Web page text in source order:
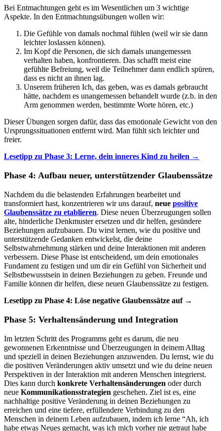
Bei Entmachtungen geht es im Wesentlichen um 3 wichtige
Aspekte. In den Entmachtungsübungen wollen wir:
Die Gefühle von damals nochmal fühlen (weil wir sie dann
leichter loslassen können).
Im Kopf die Personen, die sich damals unangemessen
verhalten haben, konfrontieren. Das schafft meist eine
gefühlte Befreiung, weil die Teilnehmer dann endlich spüren,
dass es nicht an ihnen lag.
Unserem früheren Ich, das geben, was es damals gebraucht
hätte, nachdem es unangemessen behandelt wurde (z.b. in den
Arm genommen werden, bestimmte Worte hören, etc.)
Dieser Übungen sorgen dafür, dass das emotionale Gewicht von den
Ursprungssituationen entfernt wird. Man fühlt sich leichter und
freier.
Lesetipp zu Phase 3: Lerne, dein inneres Kind zu heilen →
Phase 4: Aufbau neuer, unterstützender Glaubenssätze
Nachdem du die belastenden Erfahrungen bearbeitet und
transformiert hast, konzentrieren wir uns darauf, neue positive
Glaubenssätze zu etablieren. Diese neuen Überzeugungen sollen
alte, hinderliche Denkmuster ersetzen und dir helfen, gesündere
Beziehungen aufzubauen. Du wirst lernen, wie du positive und
unterstützende Gedanken entwickelst, die deine
Selbstwahrnehmung stärken und deine Interaktionen mit anderen
verbessern. Diese Phase ist entscheidend, um dein emotionales
Fundament zu festigen und um dir ein Gefühl von Sicherheit und
Selbstbewusstsein in deinen Beziehungen zu geben. Freunde und
Familie können dir helfen, diese neuen Glaubenssätze zu festigen.
Lesetipp zu Phase 4: Löse negative Glaubenssätze auf →
Phase 5: Verhaltensänderung und Integration
Im letzten Schritt des Programms geht es darum, die neu
gewonnenen Erkenntnisse und Überzeugungen in deinem Alltag
und speziell in deinen Beziehungen anzuwenden. Du lernst, wie du
die positiven Veränderungen aktiv umsetzt und wie du deine neuen
Perspektiven in der Interaktion mit anderen Menschen integrierst.
Dies kann durch konkrete Verhaltensänderungen oder durch
neue Kommunikationsstrategien geschehen. Ziel ist es, eine
nachhaltige positive Veränderung in deinen Beziehungen zu
erreichen und eine tiefere, erfüllendere Verbindung zu den
Menschen in deinem Leben aufzubauen, indem ich lerne “Ah, ich
habe etwas Neues gemacht, was ich mich vorher nie getraut habe